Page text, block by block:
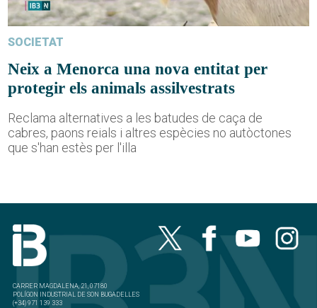
SOCIETAT
Neix a Menorca una nova entitat per
protegir els animals assilvestrats
Reclama alternatives a les batudes de caça de
cabres, paons reials i altres espècies no autòctones
que s'han estès per l'illa
CARRER MAGDALENA, 21, 07180
POLÍGON INDUSTRIAL DE SON BUGADELLES
(+34) 971 139 333